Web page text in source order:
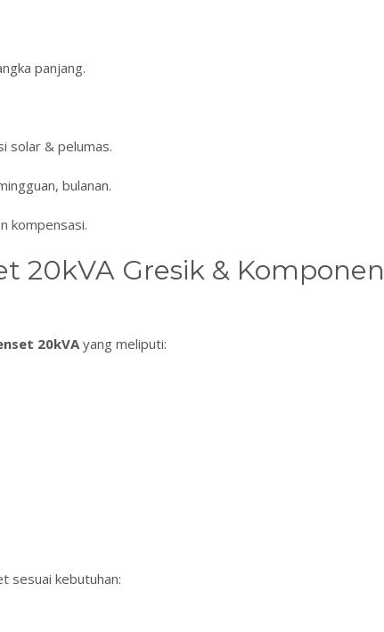
panjang.
solar & pelumas.
bulanan.
kompensasi.
20kVA Gresik & Komponen
20kVAyang meliputi:
sesuai kebutuhan: